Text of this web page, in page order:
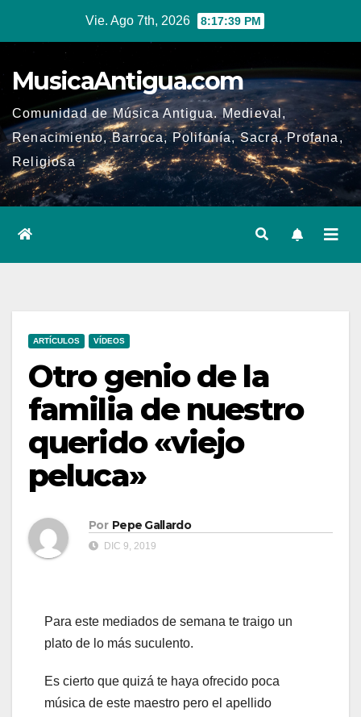
Vie. Ago 7th, 2026 8:17:39 PM
MusicaAntigua.com
Comunidad de Música Antigua. Medieval,
Renacimiento, Barroca, Polifonía, Sacra, Profana,
Religiosa
ARTÍCULOS VÍDEOS
Otro genio de la
familia de nuestro
querido «viejo
peluca»
Por Pepe Gallardo
DIC 9, 2019
Para este mediados de semana te traigo un
plato de lo más suculento.
Es cierto que quizá te haya ofrecido poca
música de este maestro pero el apellido